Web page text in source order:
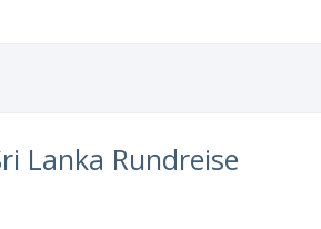
Lanka Rundreise